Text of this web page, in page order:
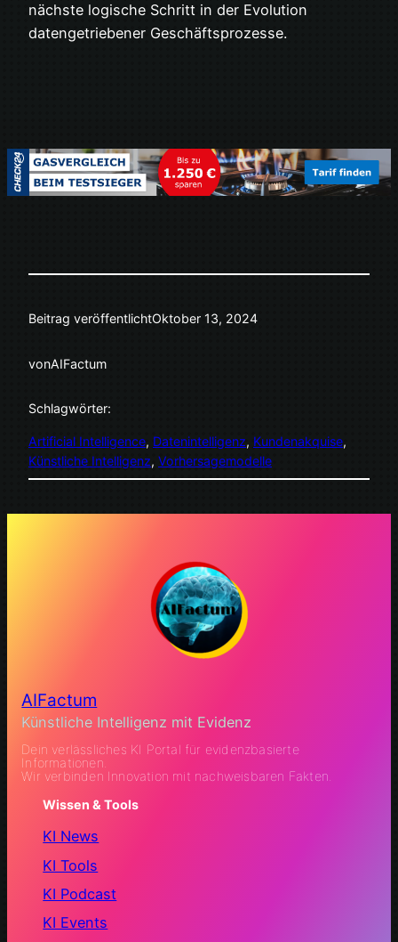
nächste logische Schritt in der Evolution
datengetriebener Geschäftsprozesse.
Beitrag veröffentlichtOktober 13, 2024
vonAIFactum
Schlagwörter:
Artificial Intelligence, Datenintelligenz, Kundenakquise
Künstliche Intelligenz, Vorhersagemodelle
AIFactum
Künstliche Intelligenz mit Evidenz
Dein verlässliches KI Portal für evidenzbasierte
Informationen.
Wir verbinden Innovation mit nachweisbaren Fakten.
Wissen & Tools
KI News
KI Tools
KI Podcast
KI Events